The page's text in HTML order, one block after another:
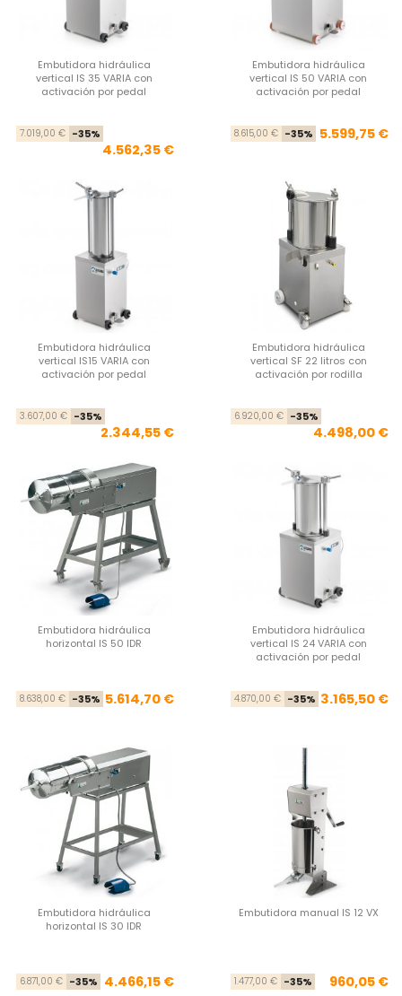
Embutidora hidráulica
vertical IS 35 VARIA con
activación por pedal
Precio base
7.019,00 € -35%
4.562,35 €
Embutidora hidráulica
vertical IS 50 VARIA con
activación por pedal
8.615,00 € -35% 5.599,75 €
Embutidora hidráulica
vertical IS15 VARIA con
activación por pedal
Precio base
3.607,00 € -35%
2.344,55 €
Embutidora hidráulica
vertical SF 22 litros con
activación por rodilla
6.920,00 € -35%
4.498,00 €
Embutidora hidráulica
horizontal IS 50 IDR
Precio base
8.638,00 € -35% Precio
5.614,70 €
Embutidora hidráulica
vertical IS 24 VARIA con
activación por pedal
4.870,00 € -35% 3.165,50 €
Embutidora hidráulica
horizontal IS 30 IDR
Precio base
6.871,00 € -35% Precio
4.466,15 €
Embutidora manual IS 12 VX
1.477,00 € -35% 960,05 €